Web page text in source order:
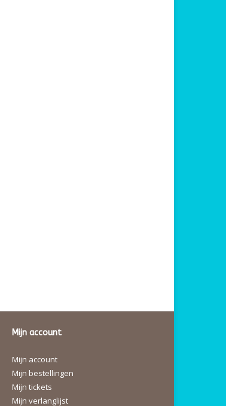
Mijn account
Mijn account
Mijn bestellingen
Mijn tickets
Mijn verlanglijst